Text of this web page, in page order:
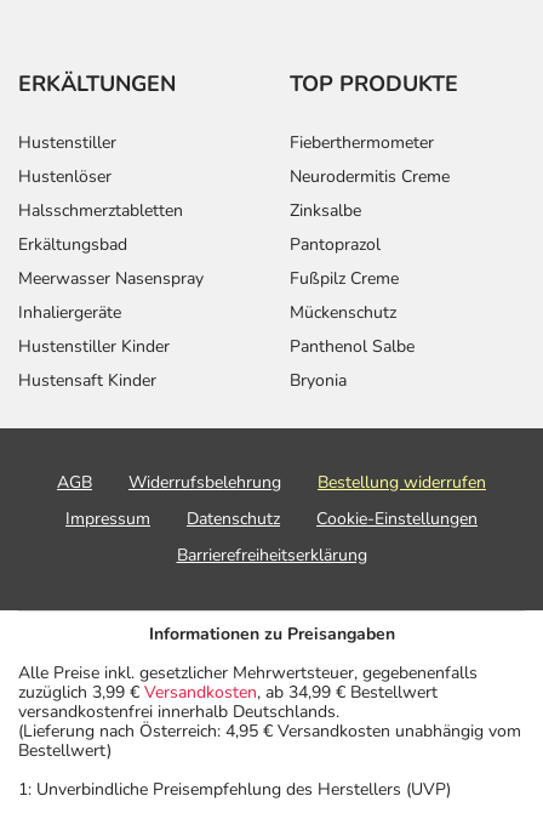
ERKÄLTUNGEN
Hustenstiller
Hustenlöser
Halsschmerztabletten
Erkältungsbad
Meerwasser Nasenspray
Inhaliergeräte
Hustenstiller Kinder
Hustensaft Kinder
TOP PRODUKTE
Fieberthermometer
Neurodermitis Creme
Zinksalbe
Pantoprazol
Fußpilz Creme
Mückenschutz
Panthenol Salbe
Bryonia
AGB Widerrufsbelehrung
Bestellung widerrufen
Impressum
Datenschutz
Cookie-Einstellungen
Barrierefreiheitserklärung
Informationen zu Preisangaben
Alle Preise inkl. gesetzlicher Mehrwertsteuer, gegebenenfalls
zuzüglich 3,99 € Versandkosten, ab 34,99 € Bestellwert
versandkostenfrei innerhalb Deutschlands.
(Lieferung nach Österreich: 4,95 € Versandkosten unabhängig vom
Bestellwert)
1: Unverbindliche Preisempfehlung des Herstellers (UVP)